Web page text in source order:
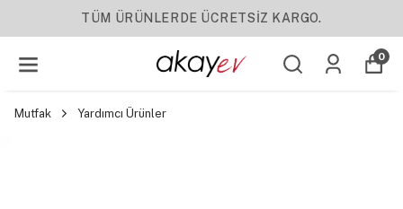
ÜCRETSİZ KARGO.
0
Mutfak Yardımcı Ürünler